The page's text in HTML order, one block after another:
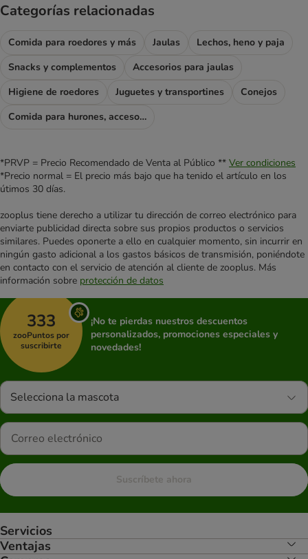
Categorías relacionadas
Comida para roedores y más Jaulas
Lechos, heno y paja
Snacks y complementos
Accesorios para jaulas
Higiene de roedores
Juguetes y transportines
Conejos
Comida para hurones, accesorios para hurones
*PRVP = Precio Recomendado de Venta al Público ** Ver condiciones
*Precio normal = El precio más bajo que ha tenido el artículo en los
útimos 30 días.
zooplus tiene derecho a utilizar tu dirección de correo electrónico para
enviarte publicidad directa sobre sus propios productos o servicios
similares. Puedes oponerte a ello en cualquier momento, sin incurrir en
ningún gasto adicional a los gastos básicos de transmisión, poniéndote
en contacto con el servicio de atención al cliente de zooplus. Más
información sobre protección de datos
333
zooPuntos por
suscribirte
¡No te pierdas nuestros descuentos
personalizados, promociones especiales y
novedades!
Selecciona la mascota
Suscríbete ahora
Servicios
Ventajas